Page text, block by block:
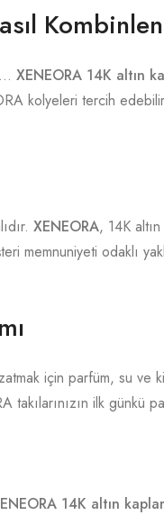
XENEORA 14K altın
kolyeleri tercih
XENEORA, 14K
memnuniyeti odaklı
için parfüm, su ve
ilk günkü
14K altın